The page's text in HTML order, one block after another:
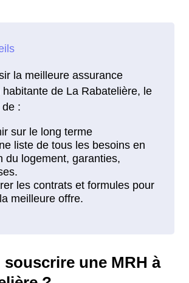
la meilleure assurance
habitante de La Rabatelière, le
:
une MRH à